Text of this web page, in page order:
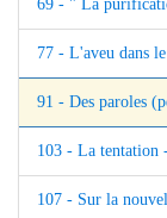
69 - " La
77 - L'aveu dans
91 - Des paroles
103 - La tentation
107 - Sur la